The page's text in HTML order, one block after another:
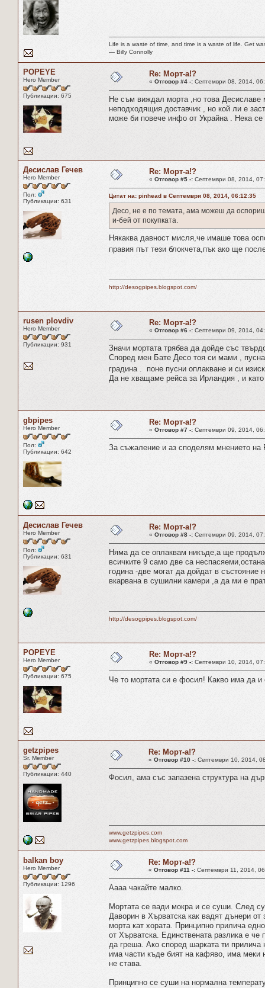
Life is a waste of time, and time is a waste of life. Get
― Billy Connolly
POPЕYЕ
Hero Member
Публикации: 675
Re: Морт-а!?
« Отговор #4 -: Септември 08, 2014,
Не съм виждал морта ,но това Десиславе
неподходящия доставчик , но кой ли е
може би повече инфо от Украйна . Нека
Десислав Гечев
Hero Member
Пол:
Публикации: 631
Re: Морт-а!?
« Отговор #5 -: Септември 08, 2014,
Цитат на: pinhead в Септември 08, 2014, 06:12:35
Десо, не е по темата, ама можеш да
и-бей от покупката.
Някаква давност мисля,че имаше това
правия път тези блокчета,пък ако ще
http://desogpipes.blogspot.com/
rusen plovdiv
Hero Member
Публикации: 931
Re: Морт-а!?
« Отговор #6 -: Септември 09, 2014,
Значи мортата трябва да дойде със
Според мен Бате Десо тоя си мами ,
градина . поне пусни оплакване и си
Да не хващаме рейса за Ирландия , и
gbpipes
Hero Member
Пол:
Публикации: 642
Re: Морт-а!?
« Отговор #7 -: Септември 09, 2014,
За съжаление и аз споделям мнението
Десислав Гечев
Hero Member
Пол:
Публикации: 631
Re: Морт-а!?
« Отговор #8 -: Септември 09, 2014,
Няма да се оплаквам никъде,а ще
всичките 9 само две са
година -две могат да дойдат в състояние
вкарвана в сушилни камери ,а да ми е
http://desogpipes.blogspot.com/
POPЕYЕ
Hero Member
Публикации: 675
Re: Морт-а!?
« Отговор #9 -: Септември 10, 2014,
Че то мортата си е фосил! Какво има да
getzpipes
Sr. Member
Публикации: 440
Re: Морт-а!?
« Отговор #10 -: Септември 10, 2014,
Фосил, ама със запазена структура на
www.getzpipes.com
www.getzpipes.blogspot.com
balkan boy
Hero Member
Публикации: 1296
Re: Морт-а!?
« Отговор #11 -: Септември 11, 2014,
Аааа чакайте малко.
Мортата се вади мокра и се суши. След
Даворин в Хърватска как вадят дънери
морта кат хората. Принципно прилича
от Хърватска. Единствената разлика е
да греша. Ако според шарката ти прилича
има части къде бият на кафяво, има меки
не става.
Принципно се суши на нормална